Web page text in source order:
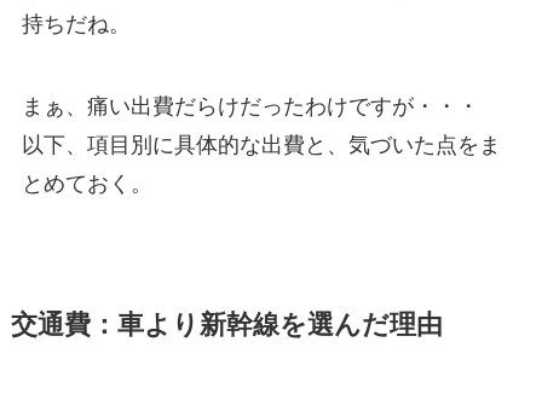
持ちだね。
まぁ、痛い出費だらけだったわけですが・・・
以下、項目別に具体的な出費と、気づいた点をま
とめておく。
交通費：車より新幹線を選んだ理由